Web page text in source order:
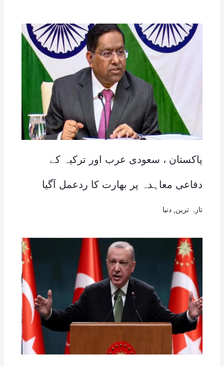
پاکستان ، سعودی عرب اور ترکیہ کے
دفاعی معاہدہ پر بھارت کا ردعمل آگیا
تازہ ترین دنیا